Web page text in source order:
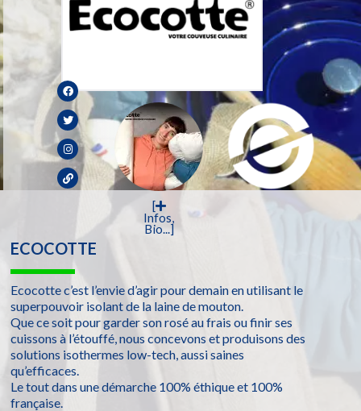
[
Infos,
Bio...]
ECOCOTTE
Ecocotte c’est l’envie d’agir pour demain en utilisant le
superpouvoir isolant de la laine de mouton.
Que ce soit pour garder son rosé au frais ou finir ses
cuissons à l’étouffé, nous concevons et produisons des
solutions isothermes low-tech, aussi saines
qu’efficaces.
Le tout dans une démarche 100% éthique et 100%
française.